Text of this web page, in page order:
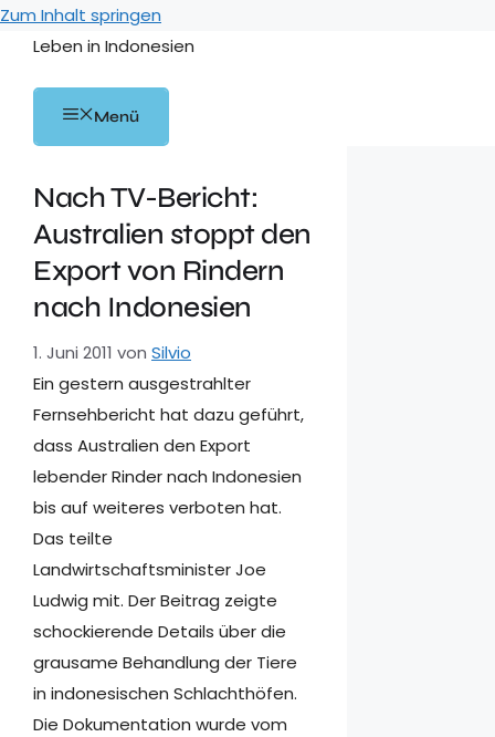
Zum Inhalt springen
Leben in Indonesien
Menü
Nach TV-Bericht:
Australien stoppt den
Export von Rindern
nach Indonesien
1. Juni 2011 von Silvio
Ein gestern ausgestrahlter
Fernsehbericht hat dazu geführt,
dass Australien den Export
lebender Rinder nach Indonesien
bis auf weiteres verboten hat.
Das teilte
Landwirtschaftsminister Joe
Ludwig mit. Der Beitrag zeigte
schockierende Details über die
grausame Behandlung der Tiere
in indonesischen Schlachthöfen.
Die Dokumentation wurde vom